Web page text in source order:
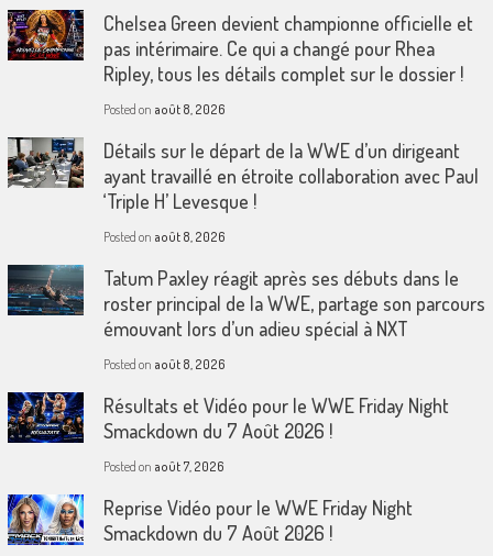
Chelsea Green devient championne officielle et
pas intérimaire. Ce qui a changé pour Rhea
Ripley, tous les détails complet sur le dossier !
Posted on août 8, 2026
Détails sur le départ de la WWE d’un dirigeant
ayant travaillé en étroite collaboration avec Paul
‘Triple H’ Levesque !
Posted on août 8, 2026
Tatum Paxley réagit après ses débuts dans le
roster principal de la WWE, partage son parcours
émouvant lors d’un adieu spécial à NXT
Posted on août 8, 2026
Résultats et Vidéo pour le WWE Friday Night
Smackdown du 7 Août 2026 !
Posted on août 7, 2026
Reprise Vidéo pour le WWE Friday Night
Smackdown du 7 Août 2026 !